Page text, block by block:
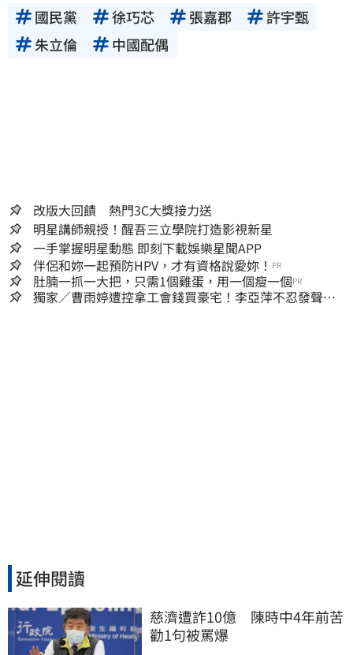
國民黨 徐巧芯 張嘉郡
許宇甄
朱立倫
中國配偶
改版大回饋 熱門3C大獎接力送
明星講師親授！醒吾三立學院打造影視新星
一手掌握明星動態 即刻下載娛樂星聞APP
伴侶和妳一起預防HPV，才有資格說愛妳！ PR
肚腩一抓一大把，只需1個雞蛋，用一個瘦一個PR
獨家／曹雨婷遭控拿工會錢買豪宅！李亞萍不忍發聲：
延伸閱讀
慈濟遭詐10億　陳時中4年前苦
勸1句被罵爆